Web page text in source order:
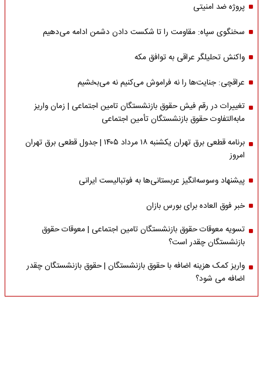
پروژه ضد امنیتی
سخنگوی سپاه: مقاومت را تا شکست دادن دشمن ادامه می‌دهیم
واکنش تحلیلگر عراقی به توافق مکه
عراقچی: جنایت‌ها را نه فراموش می‌کنیم نه می‌بخشیم
تغییرات در رقم فیش حقوق بازنشستگان تامین اجتماعی | زمان واریز
مابه‌التفاوت حقوق بازنشستگان تأمین اجتماعی
برنامه قطعی برق تهران یکشنبه ۱۸ مرداد ۱۴۰۵ | جدول قطعی برق تهران
امروز
پیشنهاد وسوسه‌انگیز عربستانی‌ها به فوتبالیست ایرانی
خبر فوق العاده برای بورس بازان
تسویه معوقات حقوق بازنشستگان تامین اجتماعی | معوقات حقوق
بازنشستگان چقدر است؟
واریز کمک هزینه اضافه با حقوق بازنشستگان | حقوق بازنشستگان چقدر
اضافه می شود؟